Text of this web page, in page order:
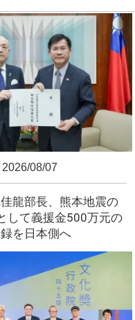
2026/08/07
龍部長、熊本地震の
して義援金500万元の
録を日本側へ